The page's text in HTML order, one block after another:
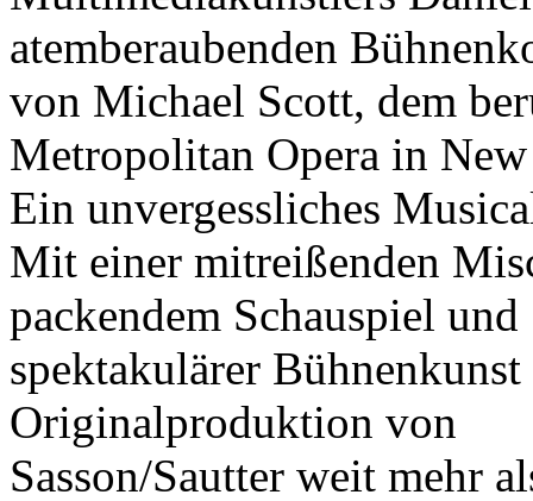
atemberaubenden
von Michael Scott, dem
Metropolitan Opera in
Ein unvergessliches
Mit einer mitreißenden
packendem Schauspiel und
spektakulärer
Originalproduktion von
Sasson/Sautter weit mehr